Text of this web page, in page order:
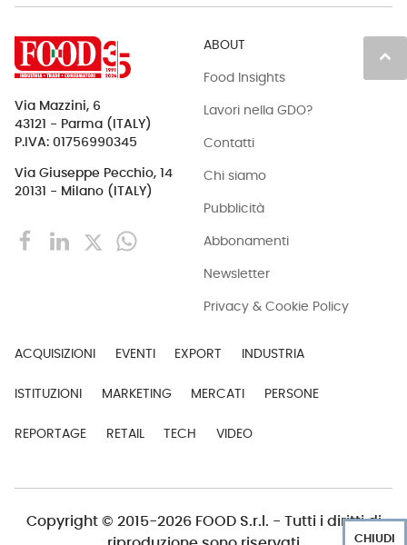
keyboard_arrow_up
Via Mazzini, 6
43121 - Parma (ITALY)
P.IVA: 01756990345
Via Giuseppe Pecchio, 14
20131 - Milano (ITALY)
ABOUT
Food Insights
Lavori nella GDO?
Contatti
Chi siamo
Pubblicità
Abbonamenti
Newsletter
Privacy & Cookie Policy
ACQUISIZIONI EVENTI EXPORT INDUSTRIA
ISTITUZIONI MARKETING MERCATI PERSONE
REPORTAGE RETAIL TECH VIDEO
Copyright © 2015-2026 FOOD S.r.l. - Tutti i diritti di
CHIUDI